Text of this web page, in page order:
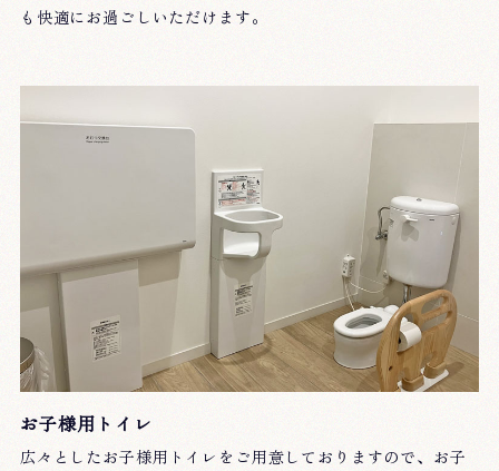
も快適にお過ごしいただけます。
お子様用トイレ
広々としたお子様用トイレをご用意しておりますので、お子